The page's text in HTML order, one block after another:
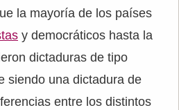
la mayoría de los países
y democráticos hasta la
dictaduras de tipo
siendo una dictadura de
entre los distintos